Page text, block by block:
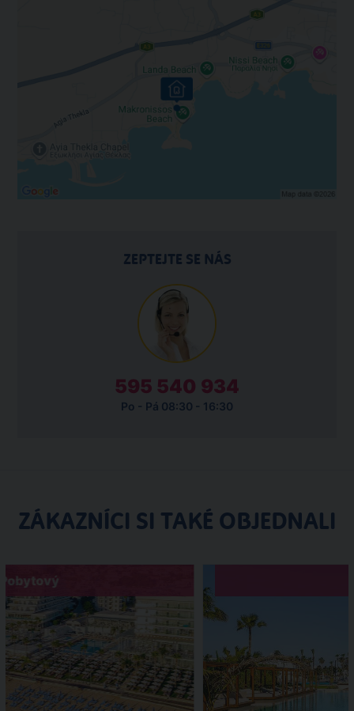
ZEPTEJTE SE NÁS
595 540 934
Po - Pá 08:30 - 16:30
ZÁKAZNÍCI SI TAKÉ OBJEDNALI